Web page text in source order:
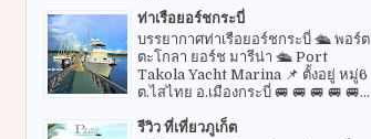
ท่าเรือยอร์ชกระบี่
บรรยากาศท่าเรือยอร์ชกระบี่ 🛳 พอร์ต
ตะโกลา ยอร์ช มารีน่า 🛳 Port
Takola Yacht Marina 📌 ตั้งอยู่ หมู่6
ต.ไสไทย อ.เมืองกระบี่ 🚐 🚐 🚐 🚐 🚐...
รีวิว ที่เที่ยวภูเก็ต